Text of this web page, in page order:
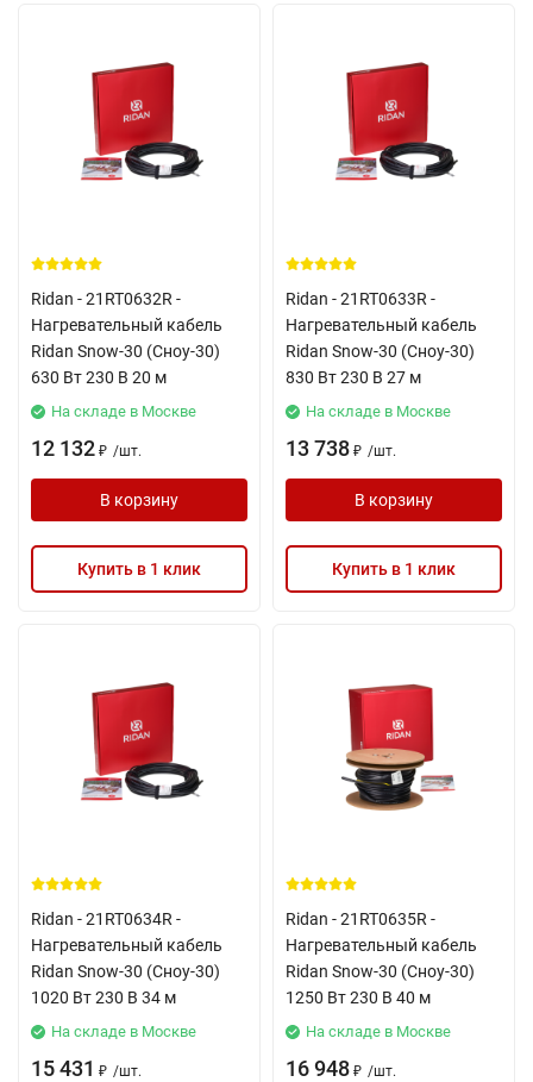
Ridan - 21RT0632R -
Нагревательный кабель
Ridan Snow-30 (Сноу-30)
630 Вт 230 В 20 м
На складе в Москве
12 132 ₽ /шт.
В корзину
Купить в 1 клик
Ridan - 21RT0633R -
Нагревательный кабель
Ridan Snow-30 (Сноу-30)
830 Вт 230 В 27 м
На складе в Москве
13 738 ₽ /шт.
В корзину
Купить в 1 клик
Ridan - 21RT0634R -
Нагревательный кабель
Ridan Snow-30 (Сноу-30)
1020 Вт 230 В 34 м
На складе в Москве
15 431 ₽ /шт.
Ridan - 21RT0635R -
Нагревательный кабель
Ridan Snow-30 (Сноу-30)
1250 Вт 230 В 40 м
На складе в Москве
16 948 ₽ /шт.